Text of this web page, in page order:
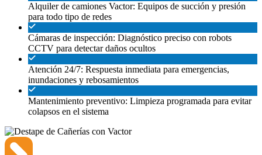
Alquiler de camiones Vactor: Equipos de succión y presión
para todo tipo de redes
Cámaras de inspección: Diagnóstico preciso con robots
CCTV para detectar daños ocultos
Atención 24/7: Respuesta inmediata para emergencias,
inundaciones y rebosamientos
Mantenimiento preventivo: Limpieza programada para evitar
colapsos en el sistema